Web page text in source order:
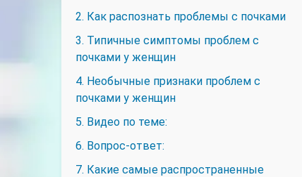
2. Как распознать проблемы с почками
3. Типичные симптомы проблем с
почками у женщин
4. Необычные признаки проблем с
почками у женщин
5. Видео по теме:
6. Вопрос-ответ:
7. Какие самые распространенные